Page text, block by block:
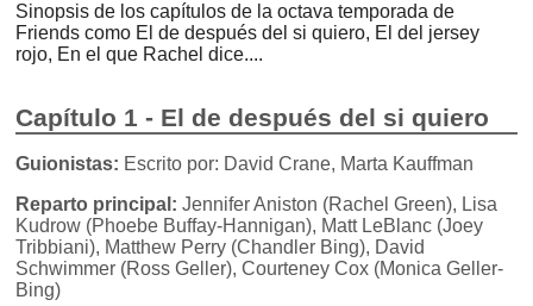
Sinopsis de los capítulos de la octava temporada de
Friends como El de después del si quiero, El del jersey
rojo, En el que Rachel dice....
Capítulo 1 - El de después del si quiero
Guionistas: Escrito por: David Crane, Marta Kauffman
Reparto principal: Jennifer Aniston (Rachel Green), Lisa
Kudrow (Phoebe Buffay-Hannigan), Matt LeBlanc (Joey
Tribbiani), Matthew Perry (Chandler Bing), David
Schwimmer (Ross Geller), Courteney Cox (Monica Geller-
Bing)